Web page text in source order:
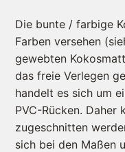
Die bunte / farbige
Farben versehen
gewebten
das freie Verlegen
handelt es sich um
PVC-Rücken. Daher
zugeschnitten
sich bei den Maßen